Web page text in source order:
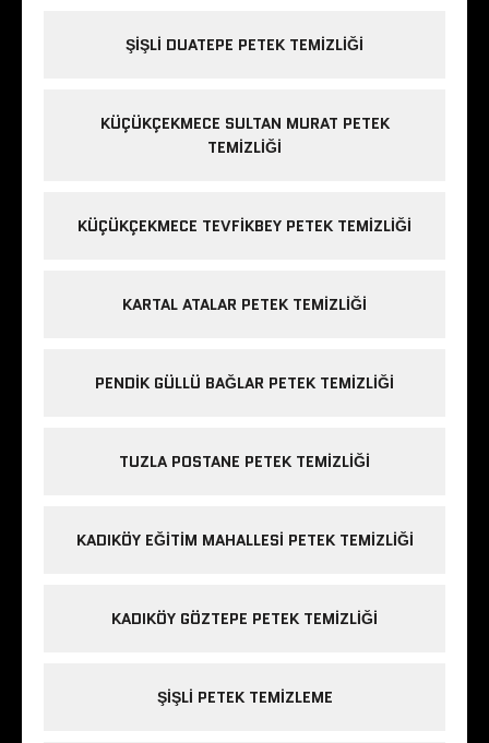
ŞIŞLI DUATEPE PETEK TEMIZLIĞI
KÜÇÜKÇEKMECE SULTAN MURAT PETEK
TEMIZLIĞI
KÜÇÜKÇEKMECE TEVFIKBEY PETEK TEMIZLIĞI
KARTAL ATALAR PETEK TEMIZLIĞI
PENDIK GÜLLÜ BAĞLAR PETEK TEMIZLIĞI
TUZLA POSTANE PETEK TEMIZLIĞI
KADIKÖY EĞITIM MAHALLESI PETEK TEMIZLIĞI
KADIKÖY GÖZTEPE PETEK TEMIZLIĞI
ŞIŞLI PETEK TEMIZLEME